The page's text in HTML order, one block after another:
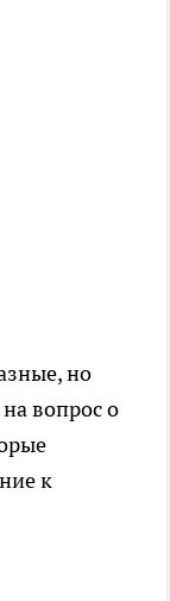
но
вопрос о
к